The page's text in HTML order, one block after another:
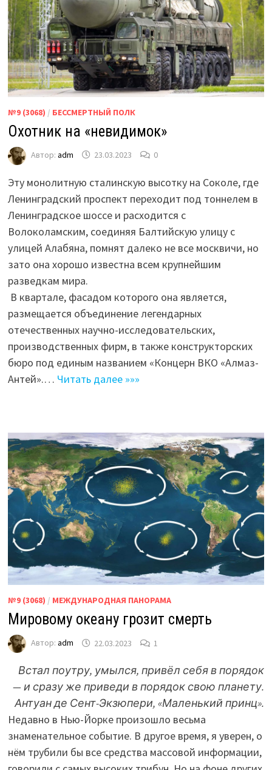
№9 (3068) / БЕССМЕРТНЫЙ ПОЛК
Охотник на «невидимок»
Автор: adm 23.03.2023 0
Эту монолитную сталинскую высотку на Соколе, где
Ленинградский проспект переходит под тоннелем в
Ленинградское шоссе и расходится с
Волоколамским, соединяя Балтийскую улицу с
улицей Алабяна, помнят далеко не все москвичи, но
зато она хорошо известна всем крупнейшим
разведкам мира.
В квартале, фасадом которого она является,
размещается объединение легендарных
отечественных научно-исследовательских,
производственных фирм, в также конструкторских
бюро под единым названием «Концерн ВКО «Алмаз-
Антей».… Читать далее »»»
№9 (3068) / МЕЖДУНАРОДНАЯ ПАНОРАМА
Мировому океану грозит смерть
Автор: adm 22.03.2023 1
Встал поутру, умылся, привёл себя в порядок
— и сразу же приведи в порядок свою планету.
Антуан де Сент-Экзюпери, «Маленький принц».
Недавно в Нью-Йорке произошло весьма
знаменательное событие. В другое время, я уверен, о
нём трубили бы все средства массовой информации,